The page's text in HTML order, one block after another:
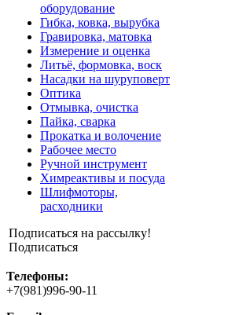
оборудование
Гибка, ковка, вырубка
Гравировка, матовка
Измерение и оценка
Литьё, формовка, воск
Насадки на шуруповерт
Оптика
Отмывка, очистка
Пайка, сварка
Прокатка и волочение
Рабочее место
Ручной инструмент
Химреактивы и посуда
Шлифмоторы,
расходники
Подписаться на рассылку!
Подписаться
Телефоны:
+7(981)996-90-11